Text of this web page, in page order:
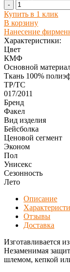
-
Купить в 1 клик
В корзину
Нанесение
Характеристики:
Цвет
КМФ
Основной
Ткань 100%
ТР/ТС
017/2011
Бренд
Факел
Вид изделия
Бейсболка
Ценовой сегмент
Эконом
Пол
Унисекс
Сезонность
Лето
Описание
Отзывы
Доставка
Изготавливается
Незаменимая
шлемом, кепкой